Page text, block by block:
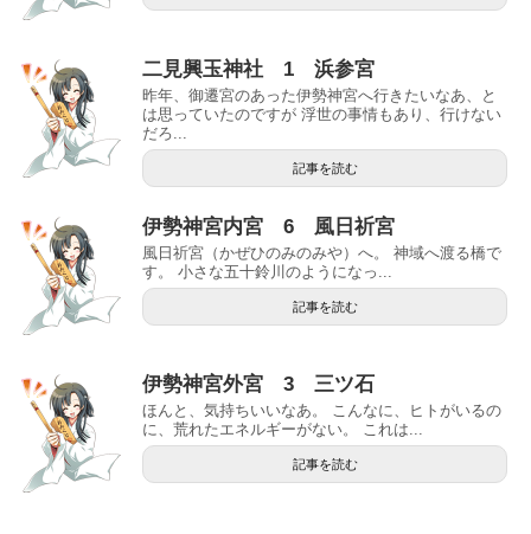
二見興玉神社 1 浜参宮
昨年、御遷宮のあった伊勢神宮へ行きたいなあ、と
は思っていたのですが 浮世の事情もあり、行けない
だろ...
記事を読む
伊勢神宮内宮 6 風日祈宮
風日祈宮（かぜひのみのみや）へ。 神域へ渡る橋で
す。 小さな五十鈴川のようになっ...
記事を読む
伊勢神宮外宮 3 三ツ石
ほんと、気持ちいいなあ。 こんなに、ヒトがいるの
に、荒れたエネルギーがない。 これは...
記事を読む